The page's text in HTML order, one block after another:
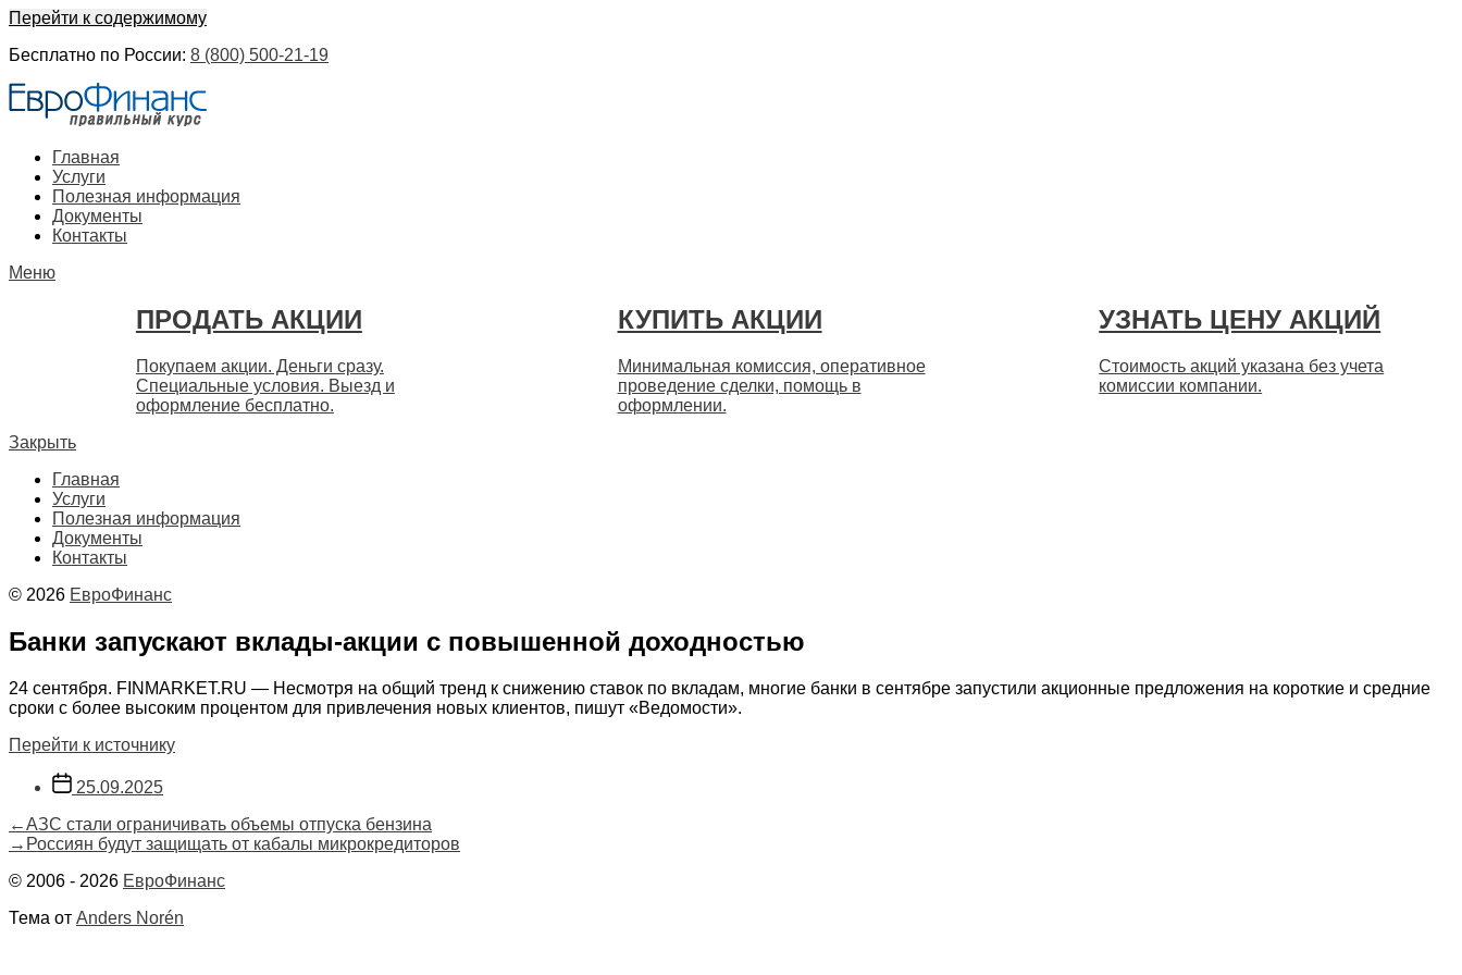
Перейти к содержимому
Бесплатно по России: 8 (800) 500-21-19
ЕвроФинанс
Главная
Услуги
Полезная информация
Документы
Контакты
Меню
ПРОДАТЬ АКЦИИ
Покупаем акции. Деньги сразу.
Специальные условия. Выезд и
оформление бесплатно.
КУПИТЬ АКЦИИ
Минимальная комиссия, оперативное
проведение сделки, помощь в
оформлении.
УЗНАТЬ ЦЕНУ АКЦИЙ
Стоимость акций указана без учета
комиссии компании.
Закрыть
Главная
Услуги
Полезная информация
Документы
Контакты
© 2026 ЕвроФинанс
Банки запускают вклады-акции с повышенной доходностью
24 сентября. FINMARKET.RU — Несмотря на общий тренд к снижению ставок по вкладам, многие банки в сентябре запустили акционные предложения на короткие и средние
сроки с более высоким процентом для привлечения новых клиентов, пишут «Ведомости».
Перейти к источнику
Дата
записи
25.09.2025
Навигация
по
записям
← Предыдущая
запись:
АЗС стали ограничивать объемы отпуска бензина
→ Следующая
Россиян будут защищать от кабалы микрокредиторов
© 2006 - 2026 ЕвроФинанс
Тема от Anders Norén